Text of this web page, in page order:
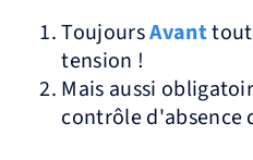
ToujoursAvanttout
tension !
Mais aussi
contrôle d'absence